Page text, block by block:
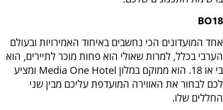
BO18
אחד המועדונים הכי נחשבים באיחוד האמירויות ובעולם
הערבי בכלל, למרות שאולי הוא פחות מוכר לתיירים, הוא
בי או 18. הוא ממוקם במלון
Media One Hotel ומציע
לכם לבחור את האווירה המועדפת עליכם מבין שני
החללים שלו.